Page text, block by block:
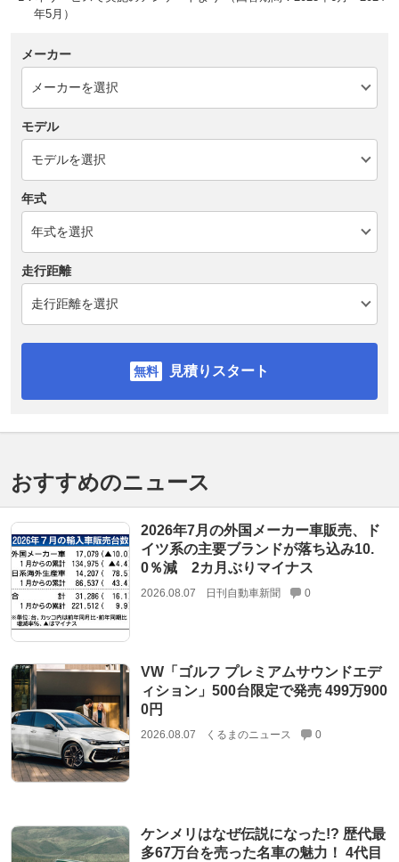
年5月）
メーカー
モデル
年式
走行距離
見積りスタート
おすすめのニュース
2026年7月の外国メーカー車販売、ド
イツ系の主要ブランドが落ち込み10.
0％減 2カ月ぶりマイナス
2026.08.07 日刊自動車新聞 0
VW「ゴルフ プレミアムサウンドエデ
ィション」500台限定で発売 499万900
0円
2026.08.07 くるまのニュース 0
ケンメリはなぜ伝説になった!? 歴代最
多67万台を売った名車の魅力！ 4代目